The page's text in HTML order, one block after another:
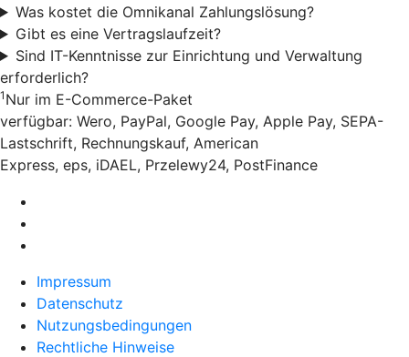
Was kostet die Omnikanal Zahlungslösung?
Gibt es eine Vertragslaufzeit?
Sind IT-Kenntnisse zur Einrichtung und Verwaltung
erforderlich?
1 Nur im E-Commerce-Paket
verfügbar: Wero, PayPal, Google Pay, Apple Pay, SEPA-
Lastschrift, Rechnungskauf, American
Express, eps, iDAEL, Przelewy24, PostFinance
Impressum
Datenschutz
Nutzungsbedingungen
Rechtliche Hinweise